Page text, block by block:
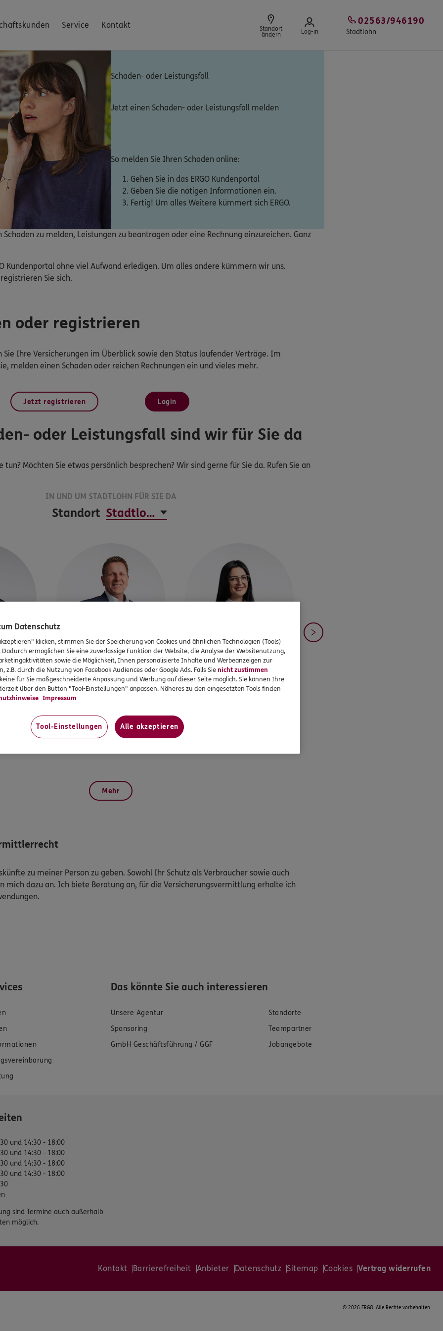
Service Kontakt
Standort
ändern
Log-in Stadtlohn
02563/946190
Schaden- oder Leistungsfall
Jetzt einen Schaden- oder Leistungsfall melden
So melden Sie Ihren Schaden online:
Gehen Sie in das ERGO Kundenportal
Geben Sie die nötigen Informationen ein.
Fertig! Um alles Weitere kümmert sich ERGO.
zu melden, Leistungen zu beantragen oder eine Rechnung einzureichen. Ganz
Kundenportal ohne viel Aufwand erledigen. Um alles andere kümmern wir uns.
Sie sich.
oder registrieren
Sie Ihre Versicherungen im Überblick sowie den Status laufender Verträge. Im
melden einen Schaden oder reichen Rechnungen ein und vieles mehr.
Jetzt registrieren Login
oder Leistungsfall sind wir für Sie da
tun? Möchten Sie etwas persönlich besprechen? Wir sind gerne für Sie da. Rufen Sie an
IN UND UM STADTLOHN FÜR SIE DA
Standort
(IHK)
Herbert Hasenkamp
Versicherungsfachmann (BWV)
02563946190
herbert.hasenkamp@ergo.de
Dzenana Karupovic
Versicherungsfachfrau (IHK)
Mehr
zu meiner Person zu geben. Sowohl Ihr Schutz als Verbraucher sowie auch
mich dazu an. Ich biete Beratung an, für die Versicherungsvermittlung erhalte ich
Das könnte Sie auch interessieren
Unsere Agentur
Standorte
Sponsoring
Teampartner
GmbH Geschäftsführung / GGF
Jobangebote
und 14:30 - 18:00
und 14:30 - 18:00
und 14:30 - 18:00
und 14:30 - 18:00
sind Termine auch außerhalb
möglich.
Kontakt Barrierefreiheit Anbieter Datenschutz Sitemap Cookies Vertrag widerrufen
© 2026 ERGO. Alle Rechte vorbehalten.
Datenschutz
klicken, stimmen Sie der Speicherung von Cookies und ähnlichen Technologien (Tools)
ermöglichen Sie eine zuverlässige Funktion der Website, die Analyse der Websitenutzung,
sowie die Möglichkeit, Ihnen personalisierte Inhalte und Werbeanzeigen zur
z.B. durch die Nutzung von Facebook Audiences oder Google Ads. Falls Sienicht zustimmen
für Sie maßgeschneiderte Anpassung und Werbung auf dieser Seite möglich. Sie können Ihre
über den Button "Tool-Einstellungen" anpassen. Näheres zu den eingesetzten Tools finden
Impressum
Tool-Einstellungen Alle akzeptieren